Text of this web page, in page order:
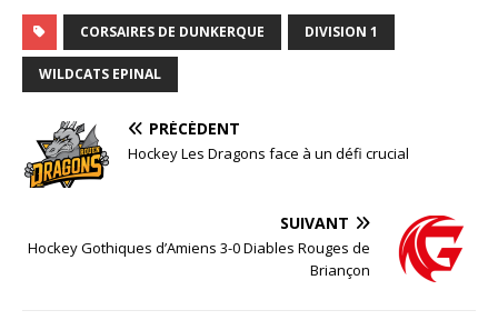
CORSAIRES DE DUNKERQUE DIVISION 1
WILDCATS EPINAL
PRÉCÉDENT
Hockey Les Dragons face à un défi crucial
SUIVANT
Hockey Gothiques d’Amiens 3-0 Diables Rouges de
Briançon